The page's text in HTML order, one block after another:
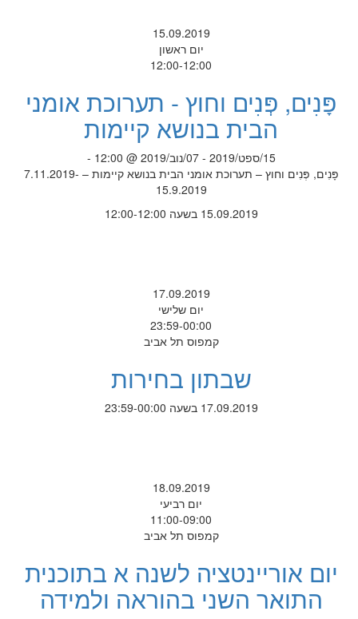
15.09.2019
יום ראשון
12:00-12:00
פָּנִים, פְּנִים וחוץ - תערוכת אומני
הבית בנושא קיימות
15/ספט/2019 - 07/נוב/2019 @ 12:00 -
פָּנִים, פְּנִים וחוץ – תערוכת אומני הבית בנושא קיימות – 7.11.2019-
15.9.2019
15.09.2019 בשעה 12:00-12:00
17.09.2019
יום שלישי
23:59-00:00
קמפוס תל אביב
שבתון בחירות
17.09.2019 בשעה 23:59-00:00
18.09.2019
יום רביעי
11:00-09:00
קמפוס תל אביב
יום אוריינטציה לשנה א בתוכנית
התואר השני בהוראה ולמידה